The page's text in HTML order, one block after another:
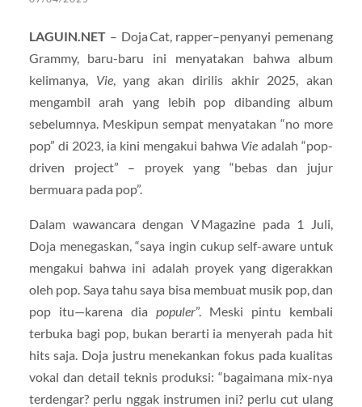
LAGUIN.NET– Doja Cat, rapper–penyanyi pemenang
Grammy, baru-baru ini menyatakan bahwa album
kelimanya, Vie, yang akan dirilis akhir 2025, akan
mengambil arah yang lebih pop dibanding album
sebelumnya. Meskipun sempat menyatakan “no more
pop” di 2023, ia kini mengakui bahwa Vie adalah “pop-
driven project” – proyek yang “bebas dan jujur
bermuara pada pop”.
Dalam wawancara dengan V Magazine pada 1 Juli,
Doja menegaskan, “saya ingin cukup self-aware untuk
mengakui bahwa ini adalah proyek yang digerakkan
oleh pop. Saya tahu saya bisa membuat musik pop, dan
pop itu—karena dia populer”. Meski pintu kembali
terbuka bagi pop, bukan berarti ia menyerah pada hit
hits saja. Doja justru menekankan fokus pada kualitas
vokal dan detail teknis produksi: “bagaimana mix-nya
terdengar? perlu nggak instrumen ini? perlu cut ulang